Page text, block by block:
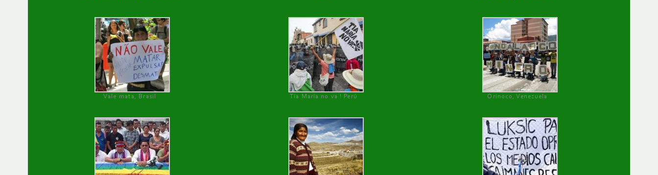
Vale mata, Brasil Tía María no va ! Perú Orinoco, Venezuela